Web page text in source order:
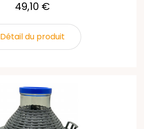
49,10 €
Détail du produit